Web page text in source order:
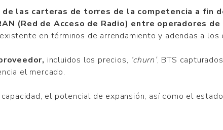
las carteras de torres de la competencia a fin
(Red de Acceso de Radio) entre operadores
en términos de arrendamiento y adendas a los
incluidos los precios, ‘churn’, BTS
el mercado.
el potencial de expansión, así como el